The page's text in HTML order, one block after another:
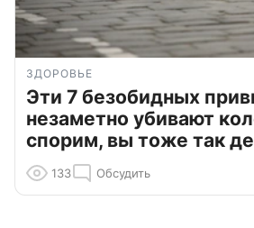
ЗДОРОВЬЕ
Эти 7 безобидных
незаметно убивают
спорим, вы тоже так
133 Обсудить